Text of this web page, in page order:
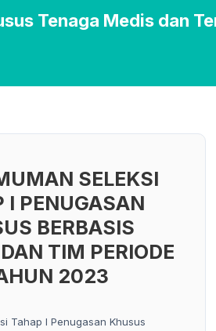
Tenaga Medis dan
SELEKSI
I PENUGASAN
BERBASIS
TIM PERIODE
2023
Tahap I Penugasan Khusus